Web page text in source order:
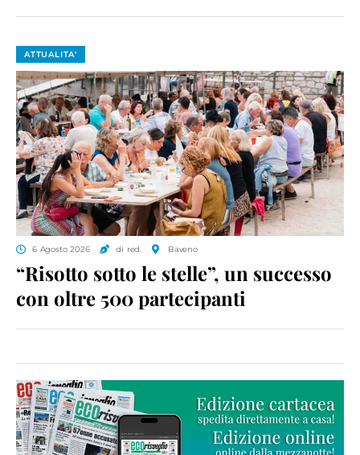
ATTUALITA'
6 Agosto 2026 di red. Baveno
“Risotto sotto le stelle”, un successo
con oltre 500 partecipanti